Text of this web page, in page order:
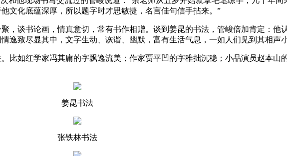
文化底蕴深厚，所以题字时才思敏捷，名言佳句信手拈来。”
谈书论画，情真意切，常有书作相赠。谈到姜昆的书法，管峻倍加肯定：他
致尽显其中，文字生动、诙谐、幽默，富有生活气息，一如人们见到其相声小
如红学家冯其庸的字飘逸流美；作家贾平凹的字稚拙沉稳；小品演员赵本山
姜昆书法
张铁林书法